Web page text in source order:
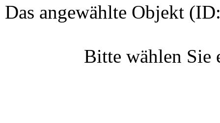
Das angewählte Objekt
Bitte wählen